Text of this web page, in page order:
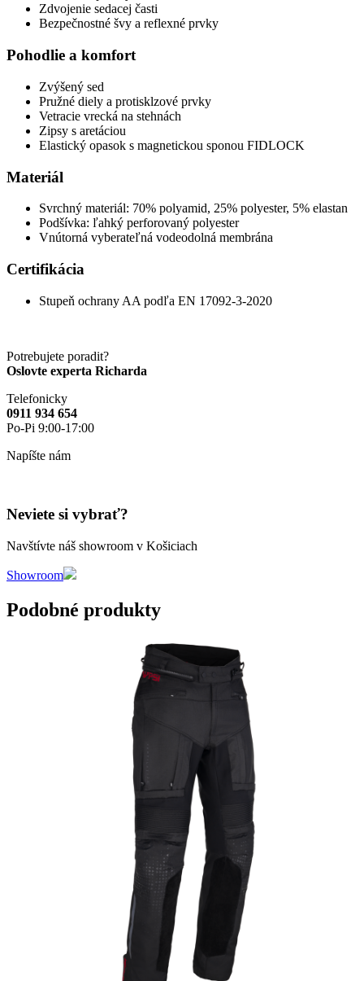
Zdvojenie sedacej časti
Bezpečnostné švy a reflexné prvky
Pohodlie a komfort
Zvýšený sed
Pružné diely a protisklzové prvky
Vetracie vrecká na stehnách
Zipsy s aretáciou
Elastický opasok s magnetickou sponou FIDLOCK
Materiál
Svrchný materiál: 70% polyamid, 25% polyester, 5% elastan
Podšívka: ľahký perforovaný polyester
Vnútorná vyberateľná vodeodolná membrána
Certifikácia
Stupeň ochrany AA podľa EN 17092-3-2020
Potrebujete poradit?
Oslovte experta Richarda
Telefonicky
0911 934 654
Po-Pi 9:00-17:00
Napíšte nám
Neviete si vybrať?
Navštívte náš showroom v Košiciach
Showroom
Podobné produkty